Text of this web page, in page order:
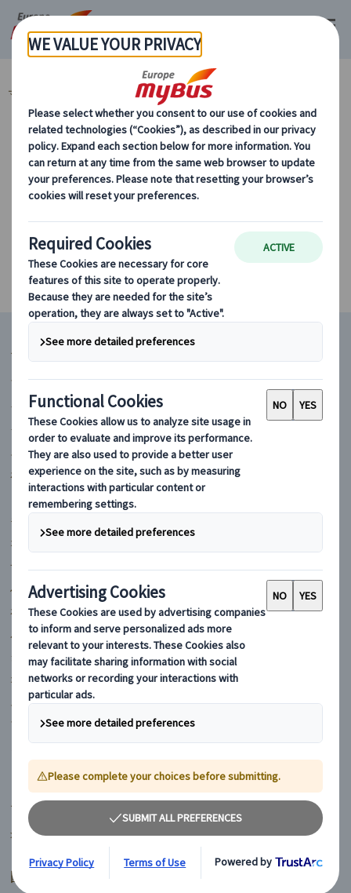
マイバス・ヨーロッパ イタリア (45) ローマ (31)
カテゴリーから探す
条件に該当するツアーがありません
マイバスヨーロッパ
フランス
イギリス
イタリア
スペイン
ポルトガル
ギリシャ
オーストリア
チェコ
ハンガリー
ポーランド
ルーマニア
クロアチア
オランダ
スイス
フィンランド
マイバス日本語ツアーデスク
>>日本語ツアーデスク一覧
国別ツアー集合場所